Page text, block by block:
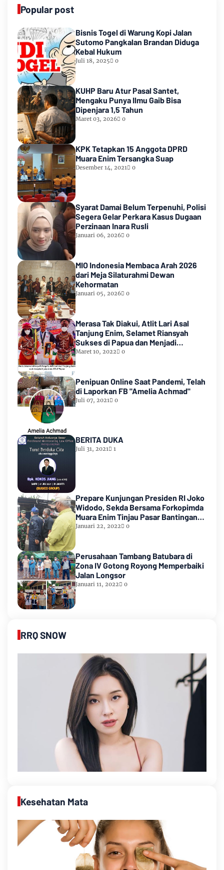
Popular post
Bisnis Togel di Warung Kopi Jalan
Sutomo Pangkalan Brandan Diduga
Kebal Hukum
Juli 18, 2025 0
KUHP Baru Atur Pasal Santet,
Mengaku Punya Ilmu Gaib Bisa
Dipenjara 1,5 Tahun
Maret 03, 2026 0
KPK Tetapkan 15 Anggota DPRD
Muara Enim Tersangka Suap
Desember 14, 2021 0
Syarat Damai Belum Terpenuhi, Polisi
Segera Gelar Perkara Kasus Dugaan
Perzinaan Inara Rusli
Januari 06, 2026 0
MIO Indonesia Membaca Arah 2026
dari Meja Silaturahmi Dewan
Kehormatan
Januari 05, 2026 0
Merasa Tak Diakui, Atlit Lari Asal
Tanjung Enim, Selamet Riansyah
Sukses di Papua dan Menjadi
Miliarder
Maret 10, 2022 0
Penipuan Online Saat Pandemi, Telah
di Laporkan FB "Amelia Achmad"
Juli 07, 2021 0
BERITA DUKA
Juli 31, 2021 1
Prepare Kunjungan Presiden RI Joko
Widodo, Sekda Bersama Forkopimda
Muara Enim Tinjau Pasar Bantingan
Tanjung Enim
Januari 22, 2022 0
Perusahaan Tambang Batubara di
Zona IV Gotong Royong Memperbaiki
Jalan Longsor
Januari 11, 2022 0
RRQ SNOW
Kesehatan Mata